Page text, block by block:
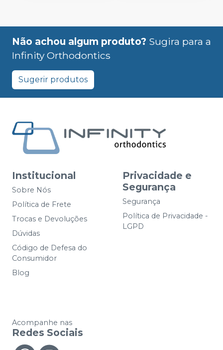
Não achou algum produto? Sugira para a
Infinity Orthodontics
Sugerir produtos
Institucional
Sobre Nós
Política de Frete
Trocas e Devoluções
Dúvidas
Código de Defesa do
Consumidor
Blog
Privacidade e
Segurança
Segurança
Política de Privacidade -
LGPD
Acompanhe nas
Redes Sociais